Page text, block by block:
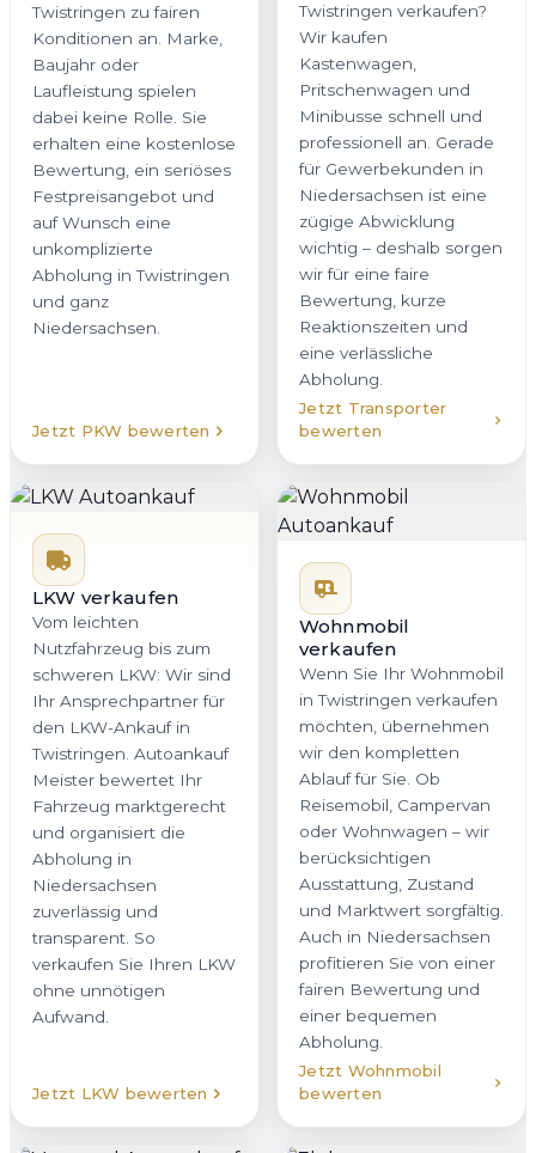
Twistringen zu fairen
Konditionen an. Marke,
Baujahr oder
Laufleistung spielen
dabei keine Rolle. Sie
erhalten eine kostenlose
Bewertung, ein seriöses
Festpreisangebot und
auf Wunsch eine
unkomplizierte
Abholung in Twistringen
und ganz
Niedersachsen.
Jetzt PKW bewerten
Twistringen verkaufen?
Wir kaufen
Kastenwagen,
Pritschenwagen und
Minibusse schnell und
professionell an. Gerade
für Gewerbekunden in
Niedersachsen ist eine
zügige Abwicklung
wichtig – deshalb sorgen
wir für eine faire
Bewertung, kurze
Reaktionszeiten und
eine verlässliche
Abholung.
Jetzt Transporter
bewerten
LKW verkaufen
Vom leichten
Nutzfahrzeug bis zum
schweren LKW: Wir sind
Ihr Ansprechpartner für
den LKW-Ankauf in
Twistringen. Autoankauf
Meister bewertet Ihr
Fahrzeug marktgerecht
und organisiert die
Abholung in
Niedersachsen
zuverlässig und
transparent. So
verkaufen Sie Ihren LKW
ohne unnötigen
Aufwand.
Jetzt LKW bewerten
Wohnmobil
verkaufen
Wenn Sie Ihr Wohnmobil
in Twistringen verkaufen
möchten, übernehmen
wir den kompletten
Ablauf für Sie. Ob
Reisemobil, Campervan
oder Wohnwagen – wir
berücksichtigen
Ausstattung, Zustand
und Marktwert sorgfältig.
Auch in Niedersachsen
profitieren Sie von einer
fairen Bewertung und
einer bequemen
Abholung.
Jetzt Wohnmobil
bewerten